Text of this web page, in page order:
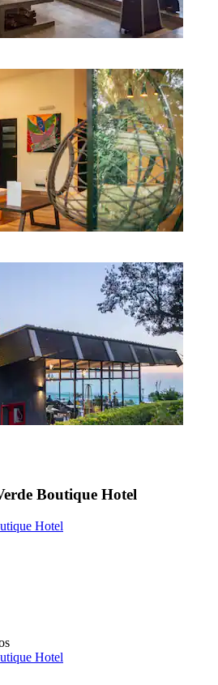
Boutique Hotel
Hotel
Hotel